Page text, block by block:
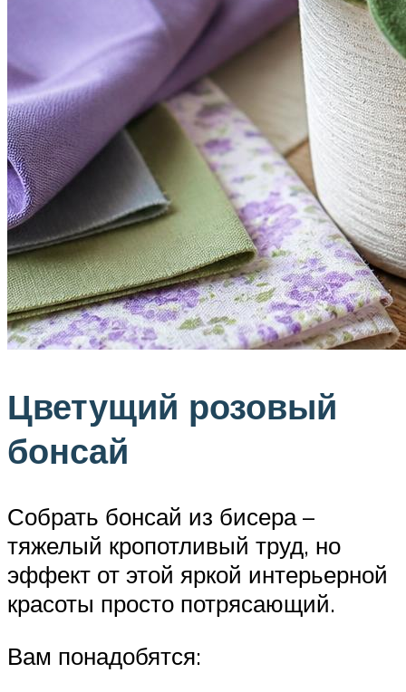
Цветущий розовый
бонсай
Собрать бонсай из бисера –
тяжелый кропотливый труд, но
эффект от этой яркой интерьерной
красоты просто потрясающий.
Вам понадобятся: